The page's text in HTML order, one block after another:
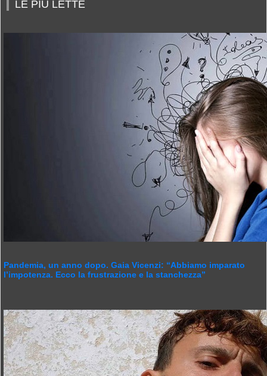
LE PIÙ LETTE
Pandemia, un anno dopo. Gaia Vicenzi: “Abbiamo imparato
l’impotenza. Ecco la frustrazione e la stanchezza”